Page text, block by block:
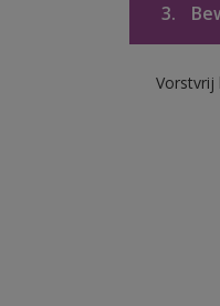
3.
Vorstvrij